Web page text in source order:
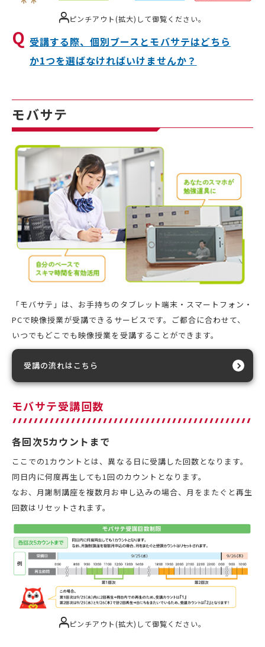
ピンチアウト(拡大)して御覧ください。
受講する際、個別ブースとモバサテはどちら
か1つを選ばなければいけませんか？
モバサテ
「モバサテ」は、お手持ちのタブレット端末・スマートフォン・
PCで映像授業が受講できるサービスです。ご都合に合わせて、
いつでもどこでも映像授業を受講することができます。
受講の流れはこちら
モバサテ受講回数
各回次5カウントまで
ここでの1カウントとは、異なる日に受講した回数となります。
同日内に何度再生しても1回のカウントとなります。
なお、月謝制講座を複数月お申し込みの場合、月をまたぐと再生
回数はリセットされます。
ピンチアウト(拡大)して御覧ください。